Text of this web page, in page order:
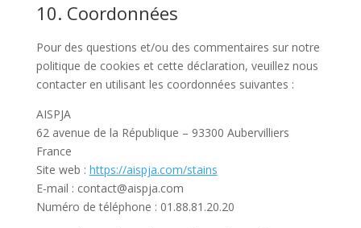
10. Coordonnées
Pour des questions et/ou des commentaires sur notre
politique de cookies et cette déclaration, veuillez nous
contacter en utilisant les coordonnées suivantes :
AISPJA
62 avenue de la République – 93300 Aubervilliers
France
Site web : https://aispja.com/stains
E-mail : contact@aispja.com
Numéro de téléphone : 01.88.81.20.20